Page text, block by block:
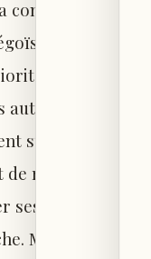
entre
». Or, il
tout en
Les
sur un
réceptions. Il
propres
Mais lorsque